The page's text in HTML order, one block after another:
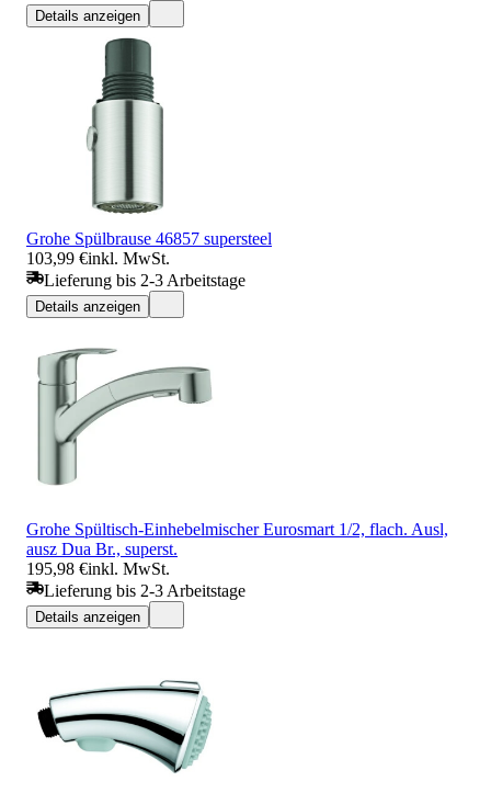
Details anzeigen
Grohe Spülbrause 46857 supersteel
103,99 €inkl. MwSt.
Lieferung bis 2-3 Arbeitstage
Details anzeigen
Grohe Spültisch-Einhebelmischer Eurosmart 1/2, flach. Ausl,
ausz Dua Br., superst.
195,98 €inkl. MwSt.
Lieferung bis 2-3 Arbeitstage
Details anzeigen